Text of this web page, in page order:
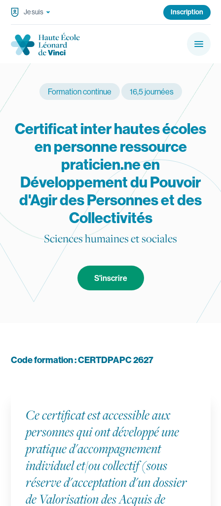
Haute École Léonard de Vinci
Menu
Navigation principale
Formation continue
Services aux étudiants
Haute École
Rechercher sur le site…
Rechercher
Navigation secondaire
Agenda
International
Contact
Je suis Inscription
Formation continue 16,5 journées
Certificat inter hautes écoles
en personne ressource
praticien.ne en
Développement du Pouvoir
d'Agir des Personnes et des
Collectivités
Sciences humaines et sociales
S'inscrire
Code formation : CERTDPAPC 2627
Ce certificat est accessible aux
personnes qui ont développé une
pratique d'accompagnement
individuel et/ou collectif (sous
réserve d'acceptation d'un dossier
de Valorisation des Acquis de